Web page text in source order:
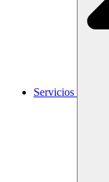
Servicios